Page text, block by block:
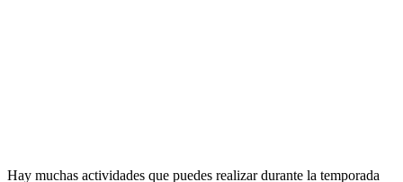
Hay muchas actividades que puedes realizar durante la temporada